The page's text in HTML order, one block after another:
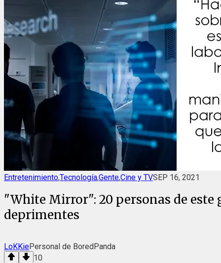
Entretenimiento,Tecnología,Gente,Cine y TVSEP 16, 2021
"White Mirror": 20 personas de
deprimentes
LoKKiePersonal de BoredPanda
10